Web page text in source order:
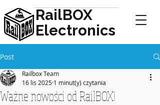
RailBOX
Electronics
Post
Ważne nowości od RailBOX!
Railbox Team
16 lis 2025 1 minut(y) czytania